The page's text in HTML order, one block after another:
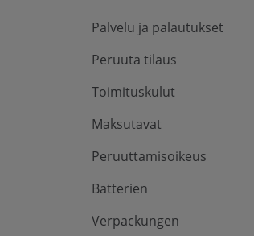
Palvelu ja palautukset
Peruuta tilaus
Toimituskulut
Maksutavat
Peruuttamisoikeus
Batterien
Verpackungen